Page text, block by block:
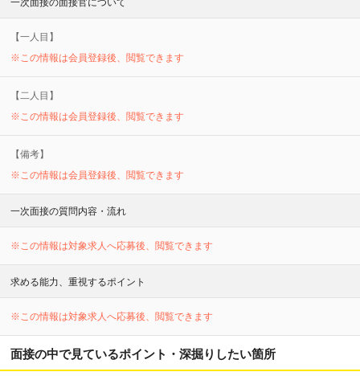
一次面接の面接官について
【一人目】
※この情報は会員登録後、閲覧できます
【二人目】
※この情報は会員登録後、閲覧できます
【備考】
※この情報は会員登録後、閲覧できます
一次面接の質問内容・流れ
※この情報は対象求人へ応募後、閲覧できます
求める能力、重視するポイント
※この情報は対象求人へ応募後、閲覧できます
面接の中で見ているポイント・深掘りしたい箇所